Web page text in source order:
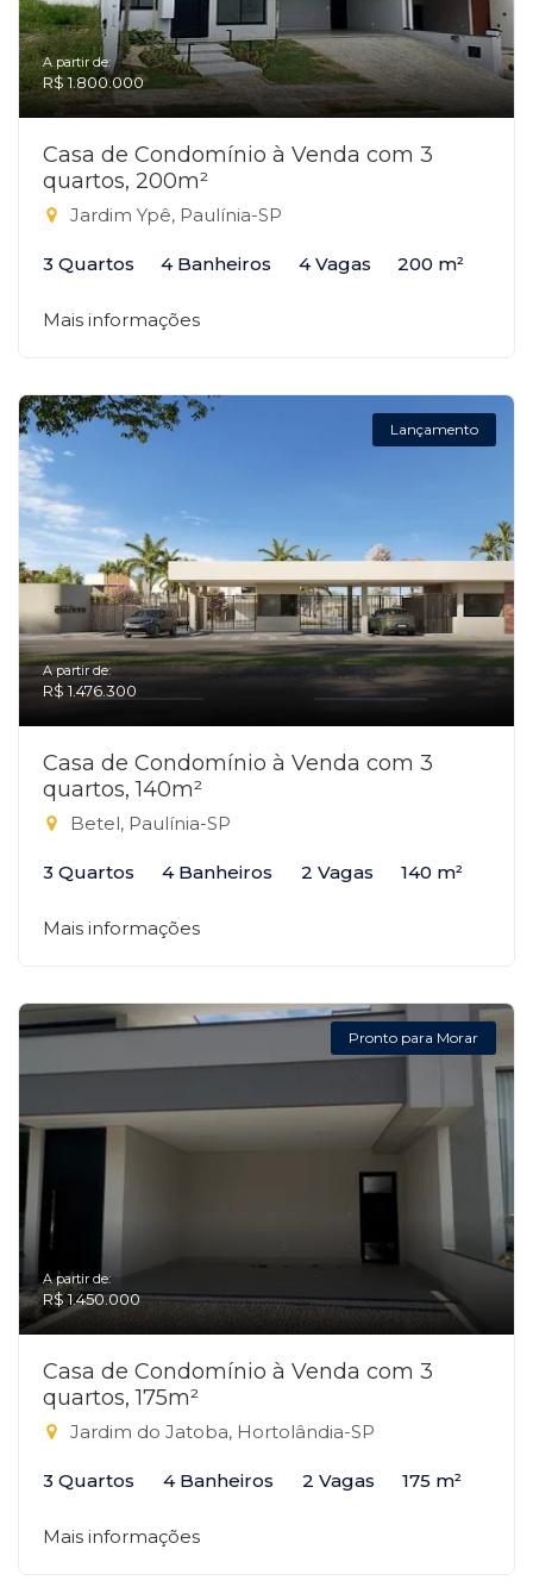
A partir de:
R$ 1.800.000
Casa de Condomínio à Venda com 3
quartos, 200m²
Jardim Ypê, Paulínia-SP
3 Quartos 4 Banheiros 4 Vagas 200 m²
Mais informações
Lançamento
A partir de:
R$ 1.476.300
Casa de Condomínio à Venda com 3
quartos, 140m²
Betel, Paulínia-SP
3 Quartos 4 Banheiros 2 Vagas 140 m²
Mais informações
Pronto para Morar
A partir de:
R$ 1.450.000
Casa de Condomínio à Venda com 3
quartos, 175m²
Jardim do Jatoba, Hortolândia-SP
3 Quartos 4 Banheiros 2 Vagas 175 m²
Mais informações